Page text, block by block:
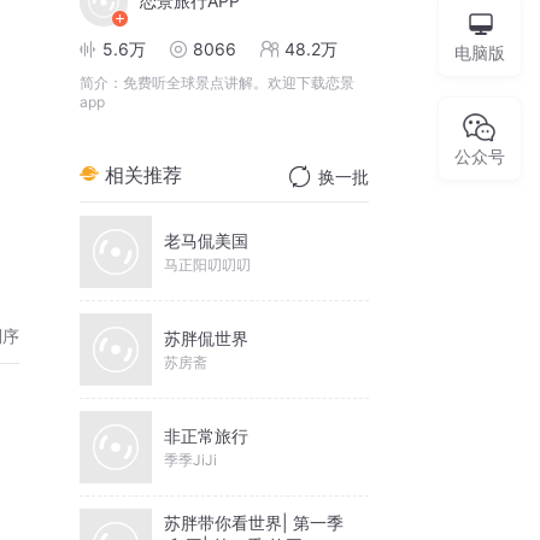
5.6万 8066 48.2万
简介： 免费听全球景点讲解。欢迎下载恋景
app
相关推荐 换一批
老马侃美国
马正阳叨叨叨
苏胖侃世界
苏房斋
非正常旅行
季季JiJi
苏胖带你看世界| 第一季
电脑版
公众号